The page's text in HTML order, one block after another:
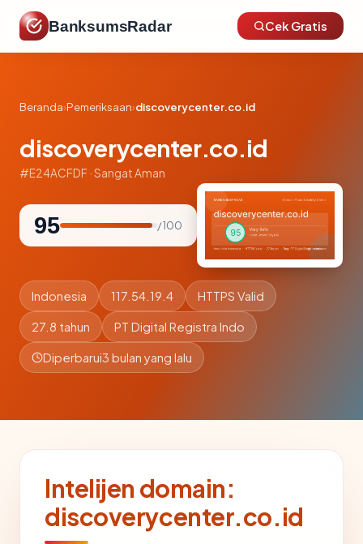
BanksumsRadar Cek Gratis
Beranda›Pemeriksaan›discoverycenter.co.id
discoverycenter.co.id
#E24ACFDF · Sangat Aman
95 / 100
Indonesia 117.54.19.4 HTTPS Valid
27.8 tahun PT Digital Registra Indo
Diperbarui3 bulan yang lalu
Intelijen domain:
discoverycenter.co.id